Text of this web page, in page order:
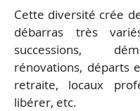
Cette diversité crée
débarras très
successions,
rénovations, départs
retraite, locaux
libérer, etc.